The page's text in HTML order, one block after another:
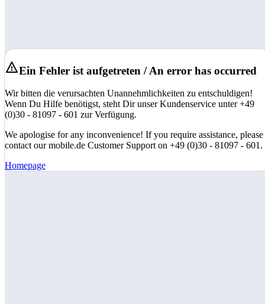
Ein Fehler ist aufgetreten / An error has occurred
Wir bitten die verursachten Unannehmlichkeiten zu entschuldigen!
Wenn Du Hilfe benötigst, steht Dir unser Kundenservice unter +49
(0)30 - 81097 - 601 zur Verfügung.
We apologise for any inconvenience! If you require assistance, please
contact our mobile.de Customer Support on +49 (0)30 - 81097 - 601.
Homepage